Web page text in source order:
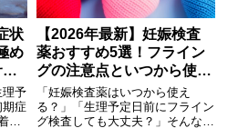
状
め
理予
症
床
【2026年最新】妊娠検査
薬おすすめ5選！フライン
グの注意点といつから使え
るか
「妊娠検査薬はいつから使え
る？」「生理予定日前にフライン
グ検査しても大丈夫？」そんなプ